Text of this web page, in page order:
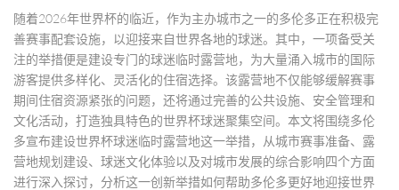
随着2026年世界杯的临近，作为主办城市之一的多伦多正在积极完
善赛事配套设施，以迎接来自世界各地的球迷。其中，一项备受关
注的举措便是建设专门的球迷临时露营地，为大量涌入城市的国际
游客提供多样化、灵活化的住宿选择。该露营地不仅能够缓解赛事
期间住宿资源紧张的问题，还将通过完善的公共设施、安全管理和
文化活动，打造独具特色的世界杯球迷聚集空间。本文将围绕多伦
多宣布建设世界杯球迷临时露营地这一举措，从城市赛事准备、露
营地规划建设、球迷文化体验以及对城市发展的综合影响四个方面
进行深入探讨，分析这一创新举措如何帮助多伦多更好地迎接世界